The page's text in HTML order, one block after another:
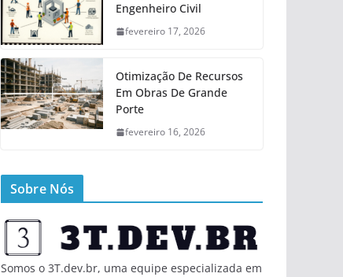
Engenheiro Civil
fevereiro 17, 2026
Otimização De Recursos
Em Obras De Grande
Porte
fevereiro 16, 2026
Sobre Nós
Somos o 3T.dev.br, uma equipe especializada em